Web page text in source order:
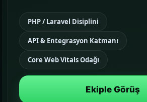
Sosyal Medya Yönetimi
MARKA İLETIŞIMI
03 Temalar
Sektörünüze uygun
PHP / Laravel Disiplini
API & Entegrasyon Katmanı
Core Web Vitals Odağı
Ekiple Görüş